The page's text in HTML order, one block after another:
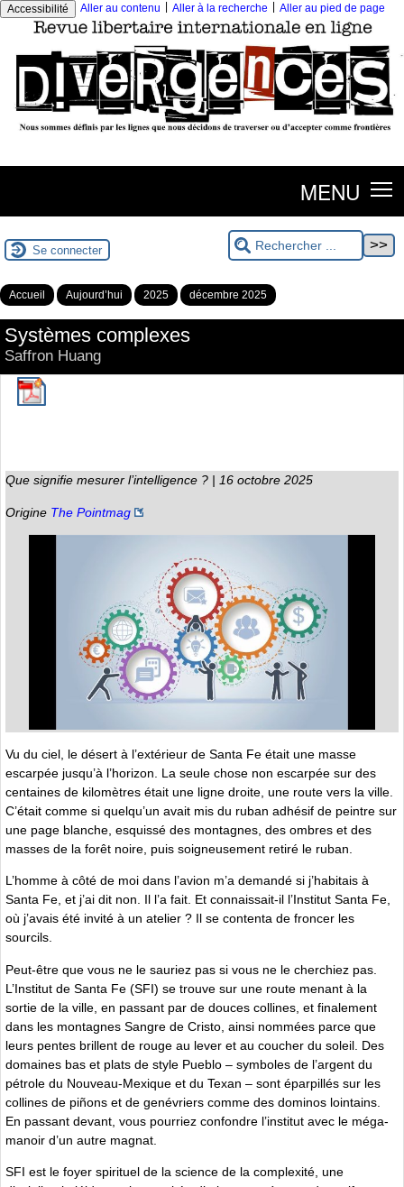
Accessibilité Aller au contenu Aller à la recherche Aller au pied de page
MENU
Se connecter
Accueil Aujourd’hui 2025 décembre 2025
Systèmes complexes
Saffron Huang
Que signifie mesurer l’intelligence ? | 16 octobre 2025
Origine The Pointmag
Vu du ciel, le désert à l’extérieur de Santa Fe était une masse
escarpée jusqu’à l’horizon. La seule chose non escarpée sur des
centaines de kilomètres était une ligne droite, une route vers la ville.
C’était comme si quelqu’un avait mis du ruban adhésif de peintre sur
une page blanche, esquissé des montagnes, des ombres et des
masses de la forêt noire, puis soigneusement retiré le ruban.
L’homme à côté de moi dans l’avion m’a demandé si j’habitais à
Santa Fe, et j’ai dit non. Il l’a fait. Et connaissait-il l’Institut Santa Fe,
où j’avais été invité à un atelier ? Il se contenta de froncer les
sourcils.
Peut-être que vous ne le sauriez pas si vous ne le cherchiez pas.
L’Institut de Santa Fe (SFI) se trouve sur une route menant à la
sortie de la ville, en passant par de douces collines, et finalement
dans les montagnes Sangre de Cristo, ainsi nommées parce que
leurs pentes brillent de rouge au lever et au coucher du soleil. Des
domaines bas et plats de style Pueblo – symboles de l’argent du
pétrole du Nouveau-Mexique et du Texan – sont éparpillés sur les
collines de piñons et de genévriers comme des dominos lointains.
En passant devant, vous pourriez confondre l’institut avec le méga-
manoir d’un autre magnat.
SFI est le foyer spirituel de la science de la complexité, une